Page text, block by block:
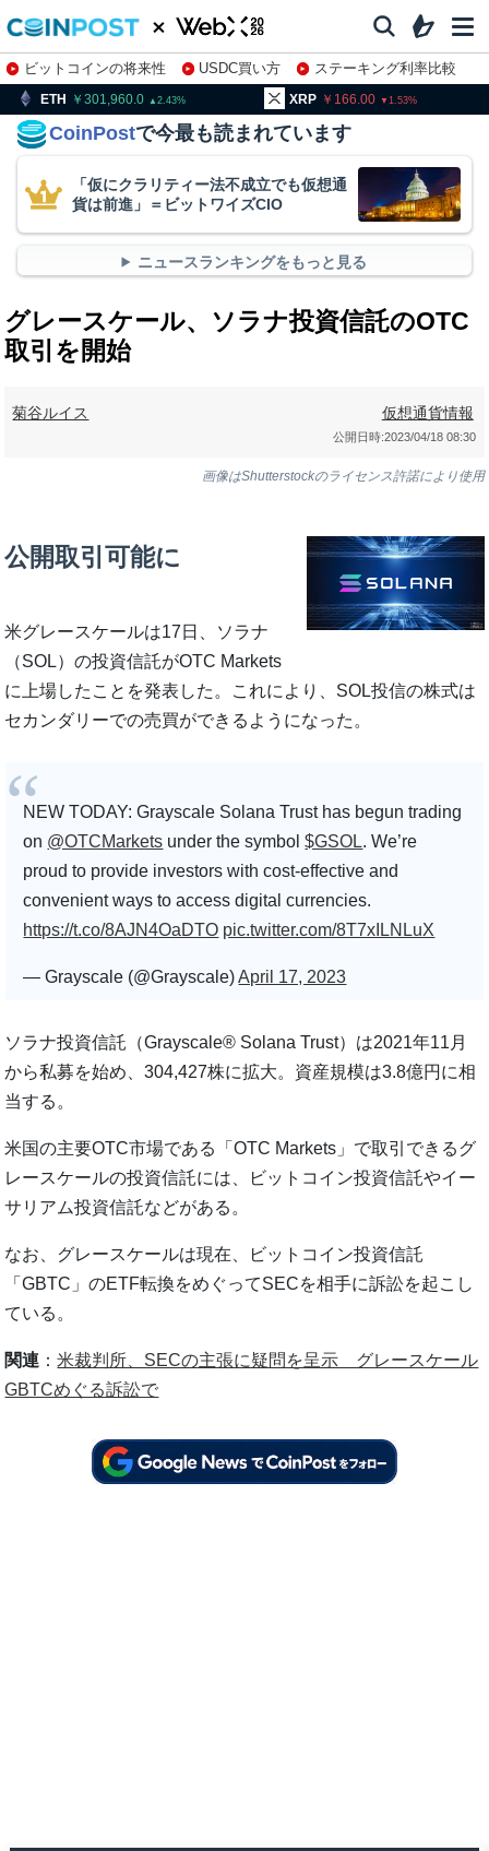
ビットコインの将来性 USDC買い方
ステーキング利率比較
株特集・関連銘柄
301,960.0 2.43 166.00 1.53
CoinPostで今最も読まれています
「仮にクラリティー法不成立でも仮想通
貨は前進」＝ビットワイズCIO
ニュースランキングをもっと見る
グレースケール、ソラナ投資信託のOTC
取引を開始
菊谷ルイス 仮想通貨情報
公開日時:2023/04/18 08:30
画像はShutterstockのライセンス許諾により使用
公開取引可能に
米グレースケールは17日、ソラナ
（SOL）の投資信託がOTC Markets
に上場したことを発表した。これにより、SOL投信の株式は
セカンダリーでの売買ができるようになった。
NEW TODAY: Grayscale Solana Trust has begun trading
on @OTCMarkets under the symbol$GSOL. We’re
proud to provide investors with cost-effective and
convenient ways to access digital currencies.
https://t.co/8AJN4OaDTO pic.twitter.com/8T7xILNLuX
— Grayscale (@Grayscale)April 17, 2023
ソラナ投資信託（Grayscale® Solana Trust）は2021年11月
から私募を始め、304,427株に拡大。資産規模は3.8億円に相
当する。
米国の主要OTC市場である「OTC Markets」で取引できるグ
レースケールの投資信託には、ビットコイン投資信託やイー
サリアム投資信託などがある。
なお、グレースケールは現在、ビットコイン投資信託
「GBTC」のETF転換をめぐってSECを相手に訴訟を起こし
ている。
関連 ：米裁判所、SECの主張に疑問を呈示 グレースケール
GBTCめぐる訴訟で